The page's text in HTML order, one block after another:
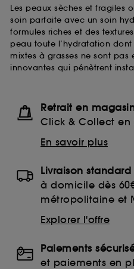
Les peaux sèches et fragiles
soin parfaite avec un soin
formules riches et des
peau toute l’hydratation
mixtes à grasses ne sont pas
innovantes qui pénètrent
Retrait en
Click & Collect en
En savoir plus
Livraison standard
à domicile dès
métropolitaine et
Explorer l'offre
Paiements
et paiements en